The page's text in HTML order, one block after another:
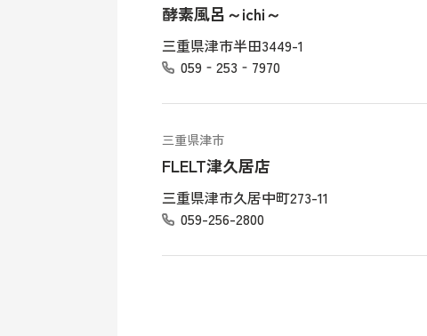
酵素風呂～ichi～
三重県津市半田3449-1
059‐253‐7970
三重県津市
FLELT津久居店
三重県津市久居中町273-11
059-256-2800